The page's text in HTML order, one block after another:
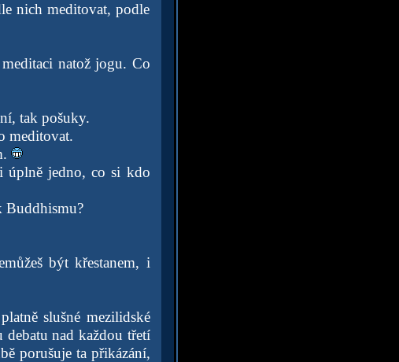
nich meditovat, podle
natož jogu. Co
tak pošuky.
meditovat.
úplně jedno, co si kdo
Buddhismu?
být křestanem, i
slušné mezilidské
nad každou třetí
porušuje ta přikázání,